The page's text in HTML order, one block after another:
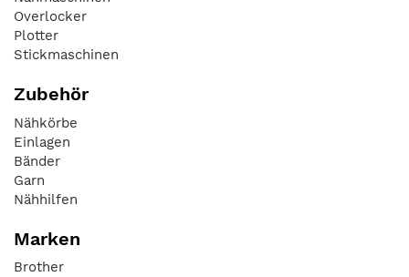
Overlocker
Plotter
Stickmaschinen
Zubehör
Nähkörbe
Einlagen
Bänder
Garn
Nähhilfen
Marken
Brother